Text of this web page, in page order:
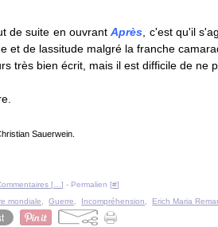
de suite en ouvrantAprès , c'est qu'il
et de lassitude malgré la franche
très bien écrit, mais il est difficile de ne
Sauerwein.
[ …] - Permalien [#]
mondiale ,Guerre Incompréhension Erich Maria